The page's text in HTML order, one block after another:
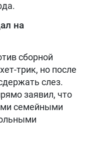
на
сборной
трик, но после
слез.
заявил, что
семейными